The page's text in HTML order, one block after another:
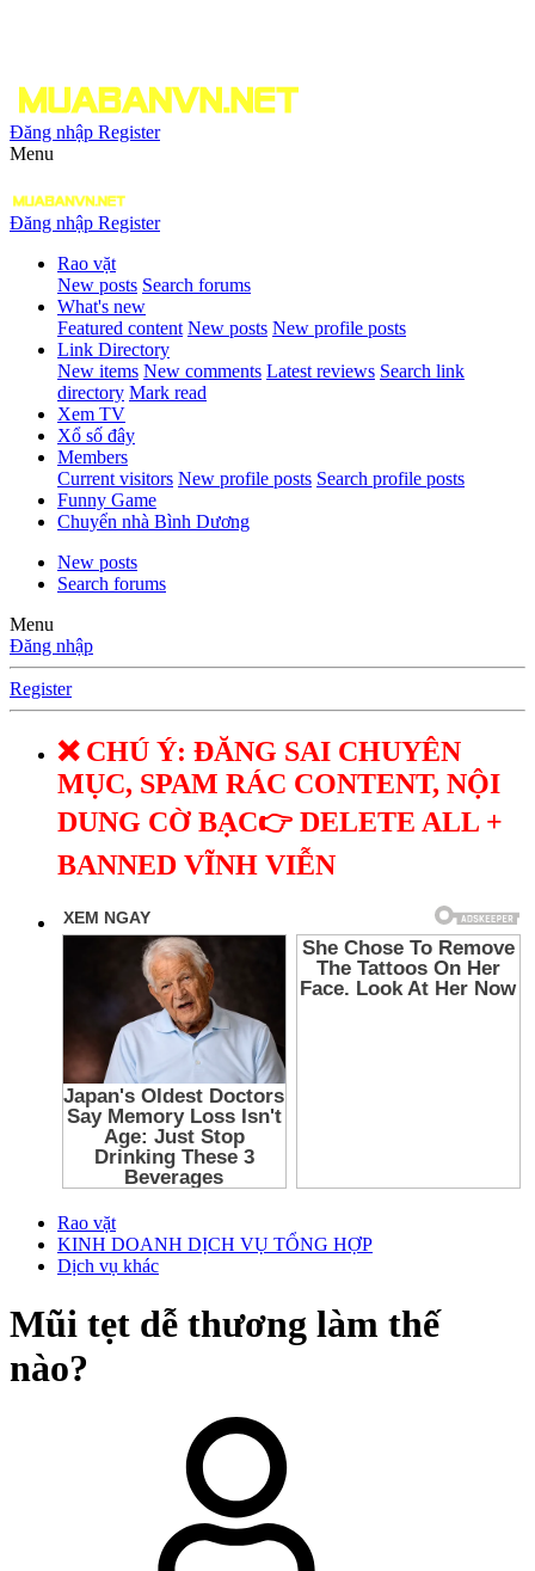
Đăng nhập Register
Menu
Đăng nhập Register
Rao vặt
New posts Search forums
What's new
Featured content New posts New profile posts
Link Directory
New items New comments Latest reviews Search link
directory Mark read
Xem TV
Xổ số đây
Members
Current visitors New profile posts Search profile posts
Funny Game
Chuyển nhà Bình Dương
New posts
Search forums
Menu
Đăng nhập
Register
❌ CHÚ Ý: ĐĂNG SAI CHUYÊN
MỤC, SPAM RÁC CONTENT, NỘI
DUNG CỜ BẠC👉 DELETE ALL +
BANNED VĨNH VIỄN
Rao vặt
KINH DOANH DỊCH VỤ TỔNG HỢP
Dịch vụ khác
Mũi tẹt dễ thương làm thế
nào?